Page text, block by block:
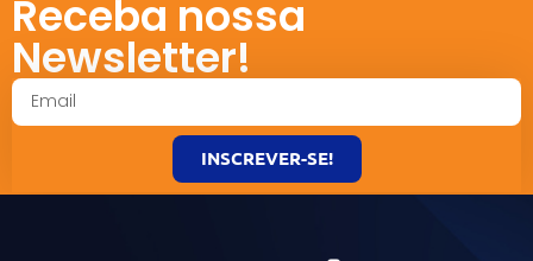
Receba nossa
Newsletter!
INSCREVER-SE!